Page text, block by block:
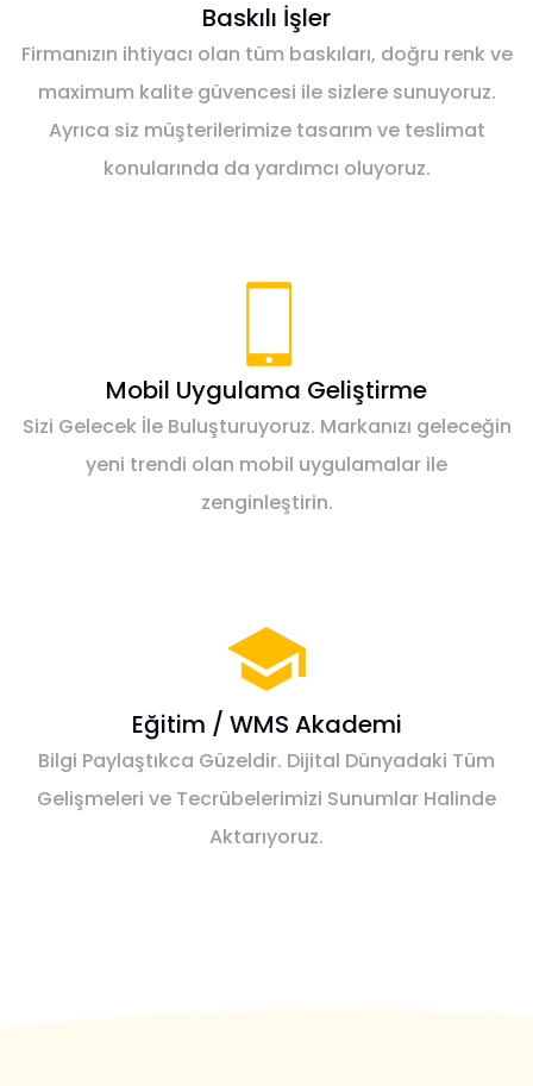
Baskılı İşler
Firmanızın ihtiyacı olan tüm baskıları, doğru renk ve
maximum kalite güvencesi ile sizlere sunuyoruz.
Ayrıca siz müşterilerimize tasarım ve teslimat
konularında da yardımcı oluyoruz.
Mobil Uygulama Geliştirme
Sizi Gelecek İle Buluşturuyoruz. Markanızı geleceğin
yeni trendi olan mobil uygulamalar ile
zenginleştirin.
Eğitim / WMS Akademi
Bilgi Paylaştıkca Güzeldir. Dijital Dünyadaki Tüm
Gelişmeleri ve Tecrübelerimizi Sunumlar Halinde
Aktarıyoruz.